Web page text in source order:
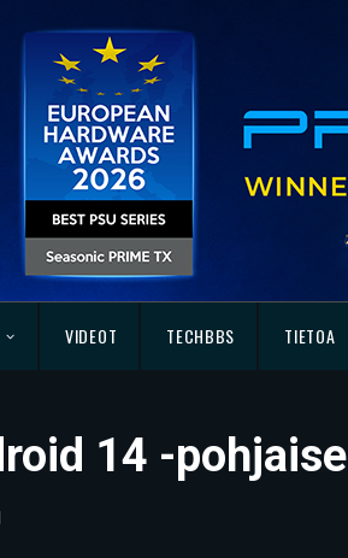
VIDEOT TECHBBS TIETOA
14 -